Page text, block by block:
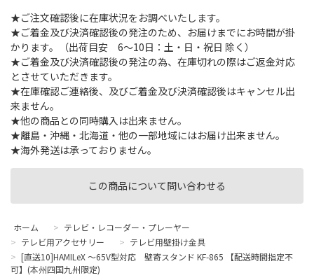
この商品について問い合わせる
★ご注文確認後に在庫状況をお調べいたします。
★ご着金及び決済確認後の発注のため、お届けまでにお時間が掛
かります。（出荷目安 6～10日：土・日・祝日 除く）
★ご着金及び決済確認後の発注の為、在庫切れの際はご返金対応
とさせていただきます。
★在庫確認ご連絡後、及びご着金及び決済確認後はキャンセル出
来ません。
★他の商品との同時購入は出来ません。
★離島・沖縄・北海道・他の一部地域にはお届け出来ません。
★海外発送は承っておりません。
ホーム > テレビ・レコーダー・プレーヤー
> テレビ用アクセサリー > テレビ用壁掛け金具
> [直送10]HAMILeX ～65V型対応 壁寄スタンド KF-865 【配送時間指定不
可】(本州四国九州限定)